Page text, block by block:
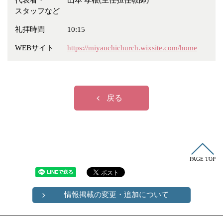
冠婚葬祭 各種団体
スタッフなど
礼拝時間 10:15
WEBサイト https://miyauchichurch.wixsite.com/home
戻る
PAGE TOP
情報掲載の変更・追加について